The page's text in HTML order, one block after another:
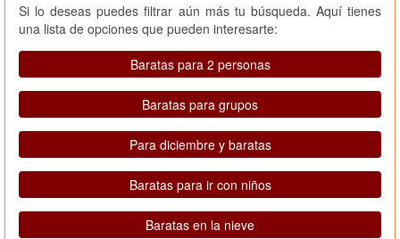
Si lo deseas puedes filtrar aún más tu búsqueda. Aquí tienes
una lista de opciones que pueden interesarte:
Baratas para 2 personas
Baratas para grupos
Para diciembre y baratas
Baratas para ir con niños
Baratas en la nieve